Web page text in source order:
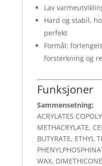
Lav
Hard og stabil,
perfekt
Formål:
forsterkning og
Funksjoner
Sammensetning:
ACRYLATES
METHACRYLATE,
BUTYRATE, ETHYL
WAX,